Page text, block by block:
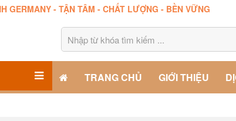
GERMANY - TẬN TÂM - CHẤT LƯỢNG - BỀN VỮNG
TRANG CHỦ GIỚI THIỆU